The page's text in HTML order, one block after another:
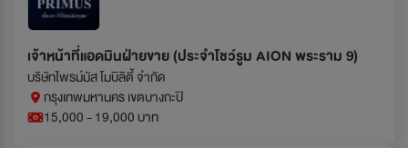
เจ้าหน้าที่แอดมินฝ่ายขาย (ประจำโชว์รูม AION พระราม 9)
บริษัทไพรม์มัส โมบิลิตี้ จำกัด
กรุงเทพมหานคร เขตบางกะปิ
15,000 - 19,000 บาท